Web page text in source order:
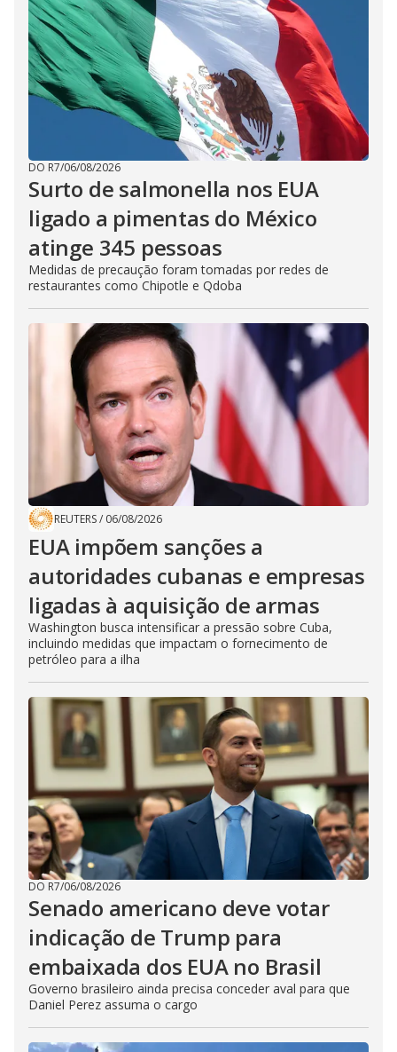
DO R7/06/08/2026
Surto de salmonella nos EUA
ligado a pimentas do México
atinge 345 pessoas
Medidas de precaução foram tomadas por redes de
restaurantes como Chipotle e Qdoba
REUTERS/ 06/08/2026
EUA impõem sanções a
autoridades cubanas e empresas
ligadas à aquisição de armas
Washington busca intensificar a pressão sobre Cuba,
incluindo medidas que impactam o fornecimento de
petróleo para a ilha
DO R7/06/08/2026
Senado americano deve votar
indicação de Trump para
embaixada dos EUA no Brasil
Governo brasileiro ainda precisa conceder aval para que
Daniel Perez assuma o cargo